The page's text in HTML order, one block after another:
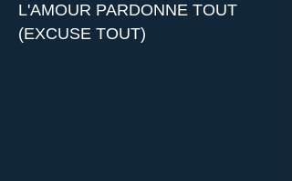
L'AMOUR PARDONNE TOUT
(EXCUSE TOUT)